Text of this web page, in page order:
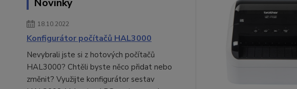
Novinky
18.10.2022
Konfigurátor počítačů HAL3000
Nevybrali jste si z hotových počítačů
HAL3000? Chtěli byste něco přidat nebo
změnit? Využijte konfigurátor sestav